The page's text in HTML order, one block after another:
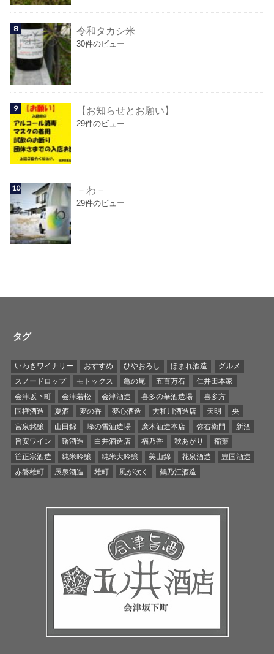
令和タカシ米
30件のビュー
【お知らせとお願い】
29件のビュー
－わ－
29件のビュー
タグ
いわきワイナリー おすすめ ひやおろし ほまれ酒造
グルメ
スノードロップ
モトックス 亀の尾 五百万石
仁井田本家
会津坂下町
会津若松 会津酒造 喜多の華酒造場
喜多方
国権酒造
夏酒 夢の香 夢心酒造 大和川酒造店 天明
央
宮泉銘醸
山田錦 峰の雪酒造場 廣木酒造本店 弥右衛門
新酒
旨安ワイン
曙酒造 白井酒造店 福乃香 秋あがり
稲葉
笹正宗酒造
純米吟醸 純米大吟醸 美山錦 花泉酒造
豊国酒造
赤磐雄町
辰泉酒造 雄町 風が吹く 鶴乃江酒造